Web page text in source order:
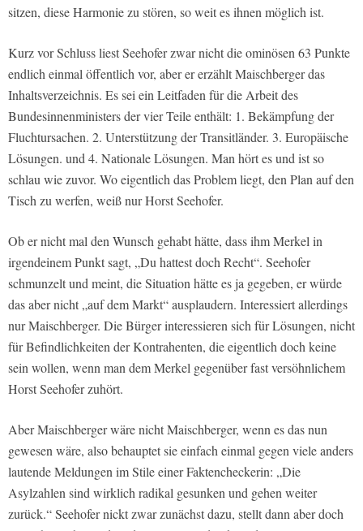
sitzen, diese Harmonie zu stören, so weit es ihnen möglich ist.
Kurz vor Schluss liest Seehofer zwar nicht die ominösen 63 Punkte
endlich einmal öffentlich vor, aber er erzählt Maischberger das
Inhaltsverzeichnis. Es sei ein Leitfaden für die Arbeit des
Bundesinnenministers der vier Teile enthält: 1. Bekämpfung der
Fluchtursachen. 2. Unterstützung der Transitländer. 3. Europäische
Lösungen. und 4. Nationale Lösungen. Man hört es und ist so
schlau wie zuvor. Wo eigentlich das Problem liegt, den Plan auf den
Tisch zu werfen, weiß nur Horst Seehofer.
Ob er nicht mal den Wunsch gehabt hätte, dass ihm Merkel in
irgendeinem Punkt sagt, „Du hattest doch Recht“. Seehofer
schmunzelt und meint, die Situation hätte es ja gegeben, er würde
das aber nicht „auf dem Markt“ ausplaudern. Interessiert allerdings
nur Maischberger. Die Bürger interessieren sich für Lösungen, nicht
für Befindlichkeiten der Kontrahenten, die eigentlich doch keine
sein wollen, wenn man dem Merkel gegenüber fast versöhnlichem
Horst Seehofer zuhört.
Aber Maischberger wäre nicht Maischberger, wenn es das nun
gewesen wäre, also behauptet sie einfach einmal gegen viele anders
lautende Meldungen im Stile einer Faktencheckerin: „Die
Asylzahlen sind wirklich radikal gesunken und gehen weiter
zurück.“ Seehofer nickt zwar zunächst dazu, stellt dann aber doch